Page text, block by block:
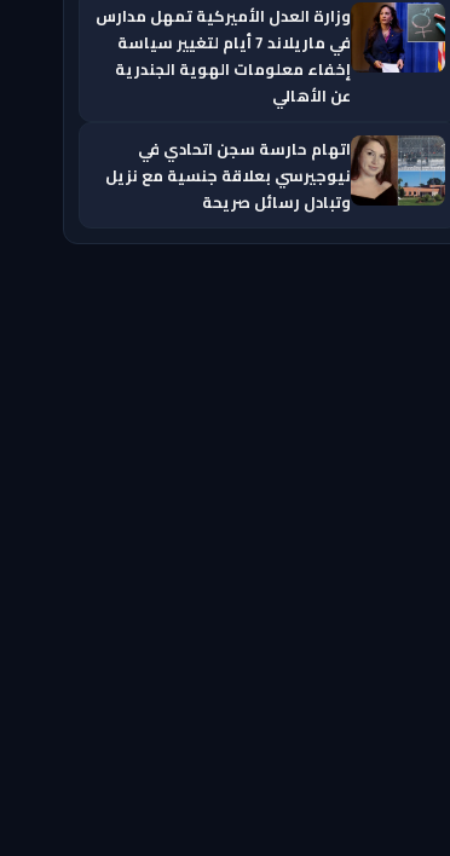
وزارة العدل الأميركية تمهل مدارس
في ماريلاند 7 أيام لتغيير سياسة
إخفاء معلومات الهوية الجندرية
عن الأهالي
اتهام حارسة سجن اتحادي في
نيوجيرسي بعلاقة جنسية مع نزيل
وتبادل رسائل صريحة